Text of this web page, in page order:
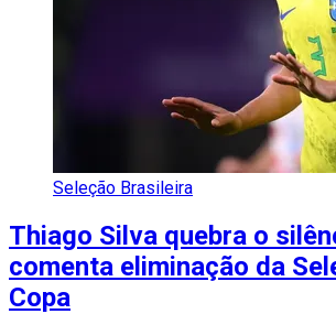
Seleção Brasileira
Thiago Silva quebra o
comenta eliminação da
Copa